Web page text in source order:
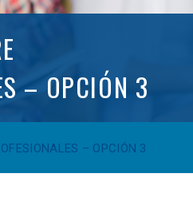
– OPCIÓN 3
– OPCIÓN 3